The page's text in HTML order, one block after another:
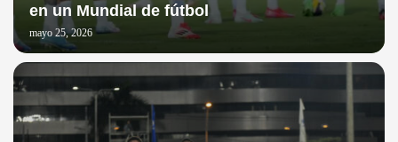
en un Mundial de fútbol
mayo 25, 2026